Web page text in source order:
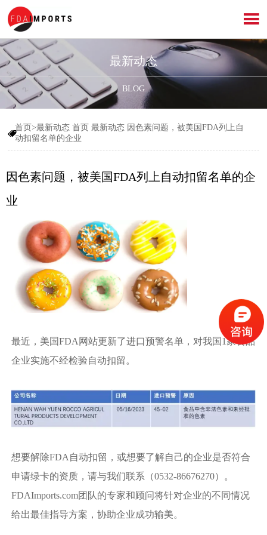

最新动态
BLOG

首页>最新动态首页 最新动态 因色素问题，被美国FDA列上自
动扣留名单的企业
因色素问题，被美国FDA列上自动扣留名单的企
业
最近，美国FDA网站更新了进口预警名单，对我国1家食品
企业实施不经检验自动扣留。
想要解除FDA自动扣留，或想要了解自己的企业是否符合
申请绿卡的资质，请与我们联系（0532-86676270）。
FDAImports.com团队的专家和顾问将针对企业的不同情况
给出最佳指导方案，协助企业成功输美。